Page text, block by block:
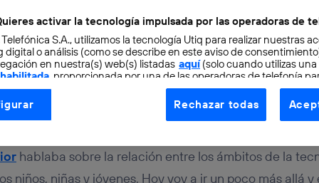
y la escuela, dos
para educar con
hablaba sobre la relación entre los ámbitos de la
niños, niñas y jóvenes. Hoy voy a ir un poco más allá
activar la tecnología impulsada por las operadoras de
S.A., utilizamos la tecnología Utiq para realizar nuestras
digital o análisis (como se describe en este aviso de
en nuestra(s) web(s) listadas aquí(solo cuando utilizas una
, proporcionada por una de las operadoras de telefonía
consentimiento en cada página web).
Utiq está diseñada con la privacidad como prioridad
tu dirección IP y otra información de la cuenta de cliente de
la conexión que utilizas (p. ej., número de teléfono móvil).
Rechazar todas